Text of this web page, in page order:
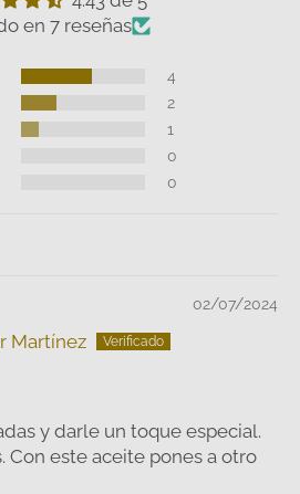
en 7 reseñas
4
2
1
0
0
02/07/2024
Martínez
y darle un toque especial.
Con este aceite pones a otro